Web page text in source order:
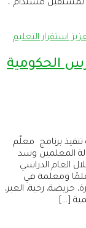
لمستقبل مستدام”،
الحكومية
تنفيذ برنامج معلّم
2025م، بهدف كفالة المعلمين وسد
العام الدراسي
البرنامج كفالة (220) معلمًا ومعلمة في
رخية، العبر،
[…]